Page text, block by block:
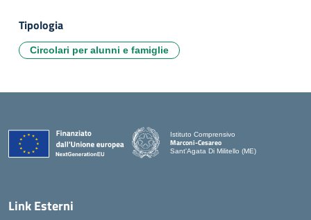
Tipologia
Circolari per alunni e famiglie
Istituto Comprensivo
Marconi-Cesareo
Sant'Agata Di Militello (ME)
Link Esterni